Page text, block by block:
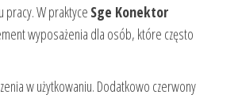
pracy. W praktyce Sge Konektor
wyposażenia dla osób, które często
w użytkowaniu. Dodatkowo czerwony